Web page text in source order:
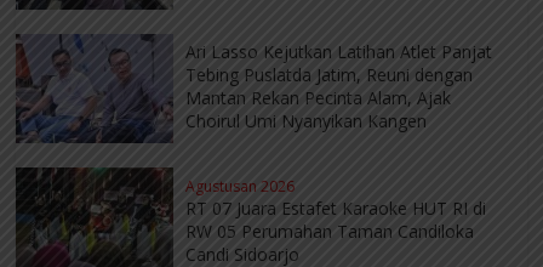
Ari Lasso Kejutkan Latihan Atlet Panjat
Tebing Puslatda Jatim, Reuni dengan
Mantan Rekan Pecinta Alam, Ajak
Choirul Umi Nyanyikan Kangen
Agustusan 2026
RT 07 Juara Estafet Karaoke HUT RI di
RW 05 Perumahan Taman Candiloka
Candi Sidoarjo